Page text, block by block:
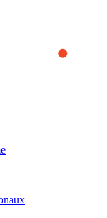
best experience
you accept
website is used and
or to find out how